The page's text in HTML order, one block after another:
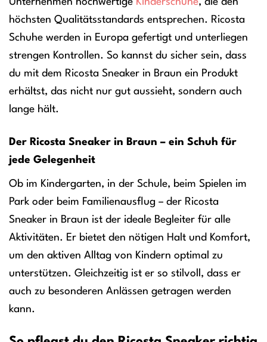
höchsten Qualitätsstandards entsprechen. Ricosta
Schuhe werden in Europa gefertigt und unterliegen
strengen Kontrollen. So kannst du sicher sein, dass
du mit dem Ricosta Sneaker in Braun ein Produkt
erhältst, das nicht nur gut aussieht, sondern auch
lange hält.
Der Ricosta Sneaker in Braun – ein Schuh für
jede Gelegenheit
Ob im Kindergarten, in der Schule, beim Spielen im
Park oder beim Familienausflug – der Ricosta
Sneaker in Braun ist der ideale Begleiter für alle
Aktivitäten. Er bietet den nötigen Halt und Komfort,
um den aktiven Alltag von Kindern optimal zu
unterstützen. Gleichzeitig ist er so stilvoll, dass er
auch zu besonderen Anlässen getragen werden
kann.